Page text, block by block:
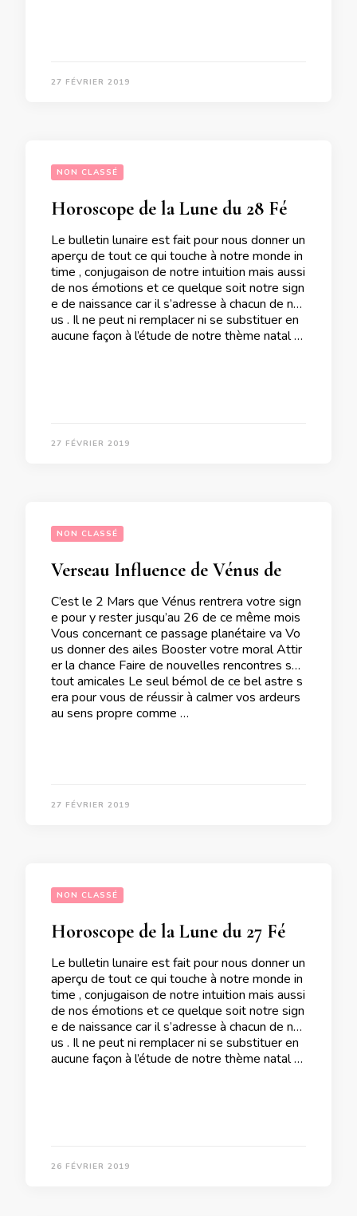
27 FÉVRIER 2019
NON CLASSÉ
Le bulletin lunaire est fait pour nous donner un
aperçu de tout ce qui touche à notre monde in
time , conjugaison de notre intuition mais aussi
de nos émotions et ce quelque soit notre sign
e de naissance car il s’adresse à chacun de no
us . Il ne peut ni remplacer ni se substituer en
aucune façon à l’étude de notre thème natal …
27 FÉVRIER 2019
NON CLASSÉ
C’est le 2 Mars que Vénus rentrera votre sign
e pour y rester jusqu’au 26 de ce même mois
Vous concernant ce passage planétaire va Vo
us donner des ailes Booster votre moral Attir
er la chance Faire de nouvelles rencontres sur
tout amicales Le seul bémol de ce bel astre s
era pour vous de réussir à calmer vos ardeurs
au sens propre comme …
27 FÉVRIER 2019
NON CLASSÉ
Le bulletin lunaire est fait pour nous donner un
aperçu de tout ce qui touche à notre monde in
time , conjugaison de notre intuition mais aussi
de nos émotions et ce quelque soit notre sign
e de naissance car il s’adresse à chacun de no
us . Il ne peut ni remplacer ni se substituer en
aucune façon à l’étude de notre thème natal …
26 FÉVRIER 2019